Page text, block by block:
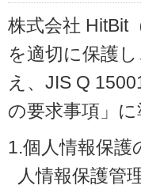
株式会社 HitBit
を適切に保護
え、JIS Q
の要求事項」
1.個人情報保
人情報保護管